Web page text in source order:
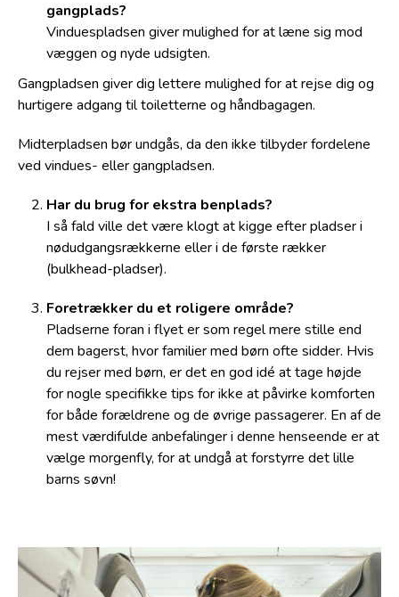
gangplads?
Vinduespladsen giver mulighed for at læne sig mod
væggen og nyde udsigten.
Gangpladsen giver dig lettere mulighed for at rejse dig og
hurtigere adgang til toiletterne og håndbagagen.
Midterpladsen bør undgås, da den ikke tilbyder fordelene
ved vindues- eller gangpladsen.
Har du brug for ekstra benplads?
I så fald ville det være klogt at kigge efter pladser i
nødudgangsrækkerne eller i de første rækker
(bulkhead-pladser).
Foretrækker du et roligere område?
Pladserne foran i flyet er som regel mere stille end
dem bagerst, hvor familier med børn ofte sidder. Hvis
du rejser med børn, er det en god idé at tage højde
for nogle specifikke tips for ikke at påvirke komforten
for både forældrene og de øvrige passagerer. En af de
mest værdifulde anbefalinger i denne henseende er at
vælge morgenfly, for at undgå at forstyrre det lille
barns søvn!